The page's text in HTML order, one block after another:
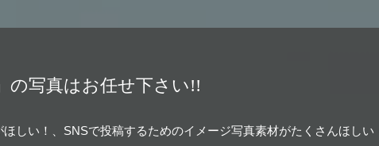
の写真はお任せ下さい!!
しい！、SNSで投稿するためのイメージ写真素材がたくさんほしい